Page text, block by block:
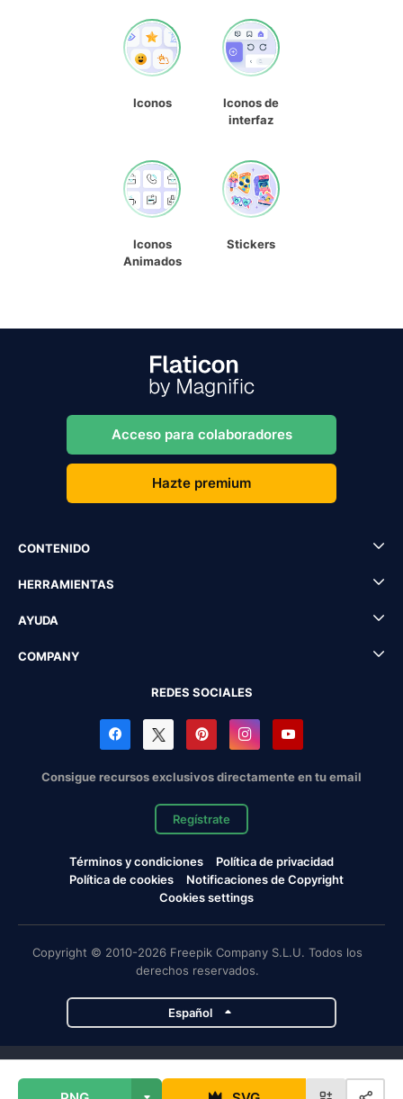
Iconos
Iconos de
interfaz
Iconos
Animados
Stickers
Acceso para colaboradores
Hazte premium
CONTENIDO
HERRAMIENTAS
AYUDA
COMPANY
REDES SOCIALES
Consigue recursos exclusivos directamente en tu email
Regístrate
Términos y condiciones
Política de privacidad
Política de cookies
Notificaciones de Copyright
Cookies settings
Copyright © 2010-2026 Freepik Company S.L.U. Todos los
derechos reservados.
Español